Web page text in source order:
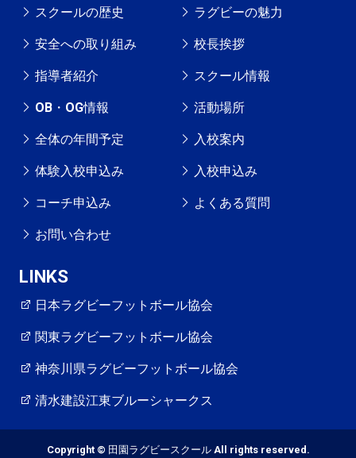
スクールの歴史 ラグビーの魅力
安全への取り組み 校長挨拶
指導者紹介 スクール情報
OB・OG情報 活動場所
全体の年間予定 入校案内
体験入校申込み 入校申込み
コーチ申込み よくある質問
お問い合わせ
LINKS
日本ラグビーフットボール協会
関東ラグビーフットボール協会
神奈川県ラグビーフットボール協会
清水建設江東ブルーシャークス
Copyright © 田園ラグビースクール All rights reserved.